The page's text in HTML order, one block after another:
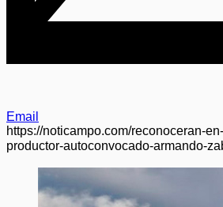
Email
https://noticampo.com/reconoceran-
productor-autoconvocado-armando-